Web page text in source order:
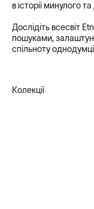
в історії минулого
Дослідіть всесвіт
пошуками,
спільноту
Колекції